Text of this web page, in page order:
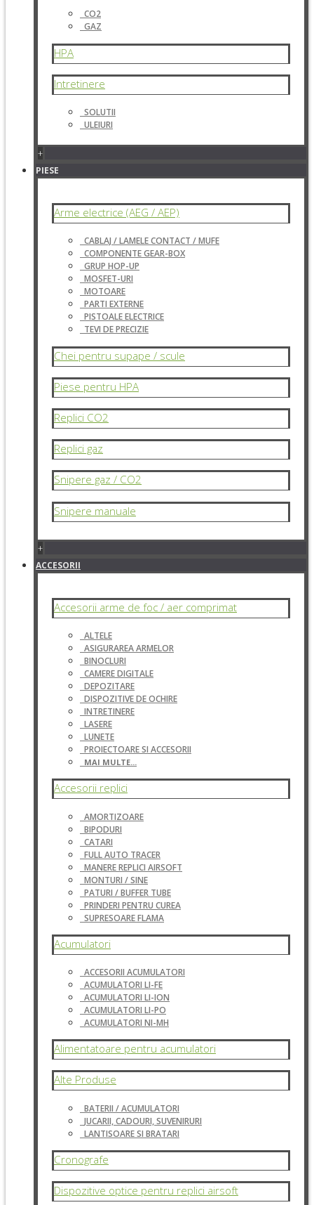
CO2
GAZ
HPA
Intretinere
SOLUTII
ULEIURI
+
PIESE
Arme electrice (AEG / AEP)
CABLAJ / LAMELE CONTACT / MUFE
COMPONENTE GEAR-BOX
GRUP HOP-UP
MOSFET-URI
MOTOARE
PARTI EXTERNE
PISTOALE ELECTRICE
TEVI DE PRECIZIE
Chei pentru supape / scule
Piese pentru HPA
Replici CO2
Replici gaz
Snipere gaz / CO2
Snipere manuale
+
ACCESORII
Accesorii arme de foc / aer comprimat
ALTELE
ASIGURAREA ARMELOR
BINOCLURI
CAMERE DIGITALE
DEPOZITARE
DISPOZITIVE DE OCHIRE
INTRETINERE
LASERE
LUNETE
PROIECTOARE SI ACCESORII
MAI MULTE...
Accesorii replici
AMORTIZOARE
BIPODURI
CATARI
FULL AUTO TRACER
MANERE REPLICI AIRSOFT
MONTURI / SINE
PATURI / BUFFER TUBE
PRINDERI PENTRU CUREA
SUPRESOARE FLAMA
Acumulatori
ACCESORII ACUMULATORI
ACUMULATORI LI-FE
ACUMULATORI LI-ION
ACUMULATORI LI-PO
ACUMULATORI NI-MH
Alimentatoare pentru acumulatori
Alte Produse
BATERII / ACUMULATORI
JUCARII, CADOURI, SUVENIRURI
LANTISOARE SI BRATARI
Cronografe
Dispozitive optice pentru replici airsoft